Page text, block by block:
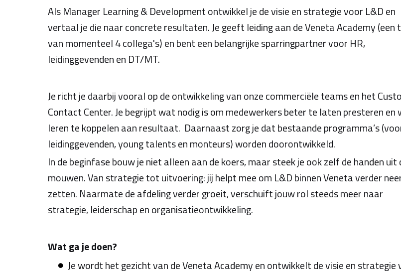
Als Manager Learning & Development ontwikkel je de visie en strategie voor L&D en
vertaal je die naar concrete resultaten. Je geeft leiding aan de Veneta Academy (een
van momenteel 4 collega's) en bent een belangrijke sparringpartner voor HR,
leidinggevenden en DT/MT.
Je richt je daarbij vooral op de ontwikkeling van onze commerciële teams en het
Contact Center. Je begrijpt wat nodig is om medewerkers beter te laten presteren en
leren te koppelen aan resultaat. Daarnaast zorg je dat bestaande programma’s
leidinggevenden, young talents en monteurs) worden doorontwikkeld.
In de beginfase bouw je niet alleen aan de koers, maar steek je ook zelf de handen uit
mouwen. Van strategie tot uitvoering: jij helpt mee om L&D binnen Veneta verder
zetten. Naarmate de afdeling verder groeit, verschuift jouw rol steeds meer naar
strategie, leiderschap en organisatieontwikkeling.
Wat ga je doen?
Je wordt het gezicht van de Veneta Academy en ontwikkelt de visie en strategie